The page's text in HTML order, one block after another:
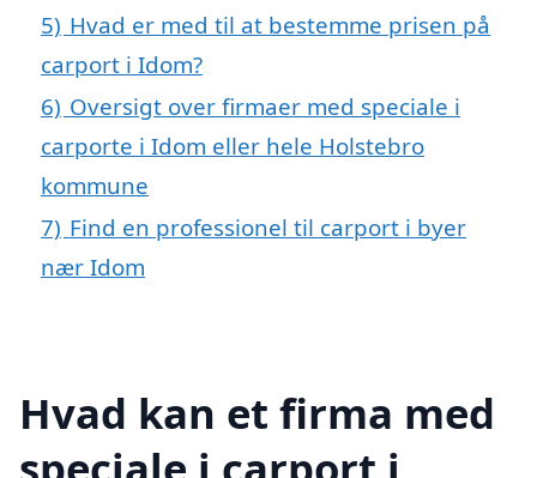
5) Hvad er med til at bestemme prisen på
carport i Idom?
6) Oversigt over firmaer med speciale i
carporte i Idom eller hele Holstebro
kommune
7) Find en professionel til carport i byer
nær Idom
Hvad kan et firma med